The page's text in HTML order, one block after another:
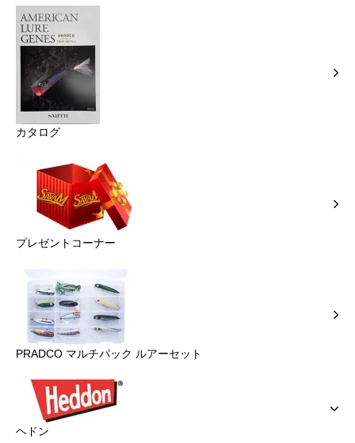
カタログ
プレゼントコーナー
PRADCO マルチパック ルアーセット
ヘドン